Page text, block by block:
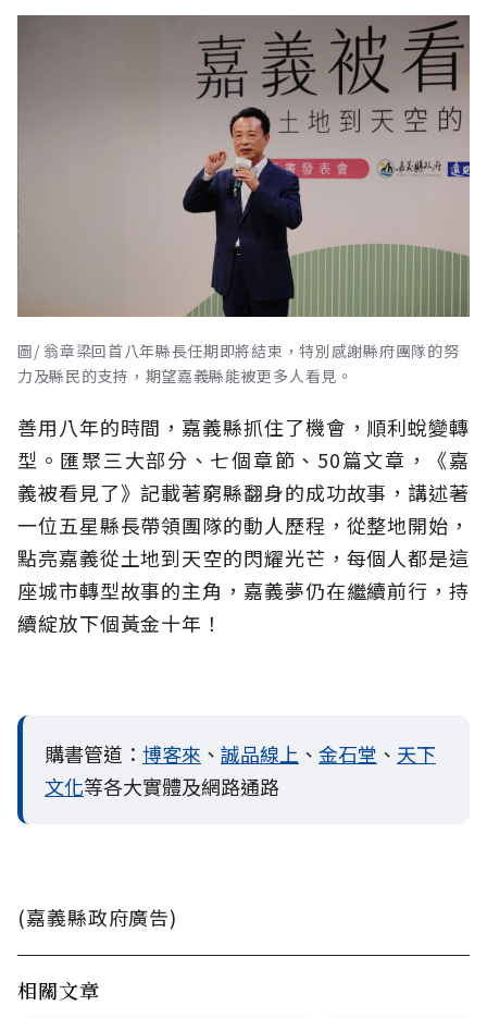
圖/ 翁章梁回首八年縣長任期即將結束，特別感謝縣府團隊的努
力及縣民的支持，期望嘉義縣能被更多人看見。
善用八年的時間，嘉義縣抓住了機會，順利蛻變轉
型。匯聚三大部分、七個章節、50篇文章，《嘉
義被看見了》記載著窮縣翻身的成功故事，講述著
一位五星縣長帶領團隊的動人歷程，從整地開始，
點亮嘉義從土地到天空的閃耀光芒，每個人都是這
座城市轉型故事的主角，嘉義夢仍在繼續前行，持
續綻放下個黃金十年！
購書管道： 博客來 、 誠品線上 、 金石堂 、 天下
文化等各大實體及網路通路
(嘉義縣政府廣告)
相關文章